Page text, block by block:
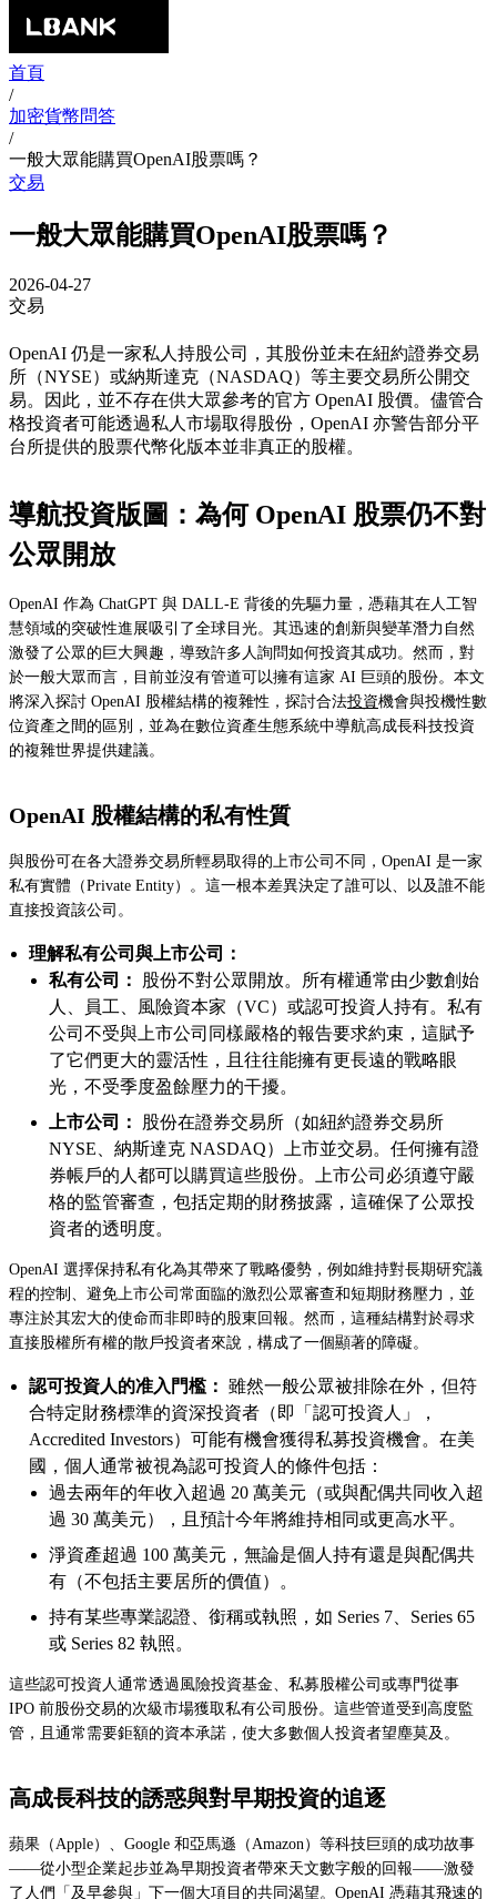
首頁
/
加密貨幣問答
/
一般大眾能購買OpenAI股票嗎？
交易
一般大眾能購買OpenAI股票嗎？
2026-04-27
交易
OpenAI 仍是一家私人持股公司，其股份並未在紐約證券交易
所（NYSE）或納斯達克（NASDAQ）等主要交易所公開交
易。因此，並不存在供大眾參考的官方 OpenAI 股價。儘管合
格投資者可能透過私人市場取得股份，OpenAI 亦警告部分平
台所提供的股票代幣化版本並非真正的股權。
導航投資版圖：為何 OpenAI 股票仍不對
公眾開放
OpenAI 作為 ChatGPT 與 DALL-E 背後的先驅力量，憑藉其在人工智
慧領域的突破性進展吸引了全球目光。其迅速的創新與變革潛力自然
激發了公眾的巨大興趣，導致許多人詢問如何投資其成功。然而，對
於一般大眾而言，目前並沒有管道可以擁有這家 AI 巨頭的股份。本文
將深入探討 OpenAI 股權結構的複雜性，探討合法投資機會與投機性數
位資產之間的區別，並為在數位資產生態系統中導航高成長科技投資
的複雜世界提供建議。
OpenAI 股權結構的私有性質
與股份可在各大證券交易所輕易取得的上市公司不同，OpenAI 是一家
私有實體（Private Entity）。這一根本差異決定了誰可以、以及誰不能
直接投資該公司。
理解私有公司與上市公司：
私有公司：
股份不對公眾開放。所有權通常由少數創始
人、員工、風險資本家（VC）或認可投資人持有。私有
公司不受與上市公司同樣嚴格的報告要求約束，這賦予
了它們更大的靈活性，且往往能擁有更長遠的戰略眼
光，不受季度盈餘壓力的干擾。
上市公司：
股份在證券交易所（如紐約證券交易所
NYSE、納斯達克 NASDAQ）上市並交易。任何擁有證
券帳戶的人都可以購買這些股份。上市公司必須遵守嚴
格的監管審查，包括定期的財務披露，這確保了公眾投
資者的透明度。
OpenAI 選擇保持私有化為其帶來了戰略優勢，例如維持對長期研究議
程的控制、避免上市公司常面臨的激烈公眾審查和短期財務壓力，並
專注於其宏大的使命而非即時的股東回報。然而，這種結構對於尋求
直接股權所有權的散戶投資者來說，構成了一個顯著的障礙。
認可投資人的准入門檻： 雖然一般公眾被排除在外，但符
合特定財務標準的資深投資者（即「認可投資人」，
Accredited Investors）可能有機會獲得私募投資機會。在美
國，個人通常被視為認可投資人的條件包括：
過去兩年的年收入超過 20 萬美元（或與配偶共同收入超
過 30 萬美元），且預計今年將維持相同或更高水平。
淨資產超過 100 萬美元，無論是個人持有還是與配偶共
有（不包括主要居所的價值）。
持有某些專業認證、銜稱或執照，如 Series 7、Series 65
或 Series 82 執照。
這些認可投資人通常透過風險投資基金、私募股權公司或專門從事
IPO 前股份交易的次級市場獲取私有公司股份。這些管道受到高度監
管，且通常需要鉅額的資本承諾，使大多數個人投資者望塵莫及。
高成長科技的誘惑與對早期投資的追逐
蘋果（Apple）、Google 和亞馬遜（Amazon）等科技巨頭的成功故事
——從小型企業起步並為早期投資者帶來天文數字般的回報——激發
了人們「及早參與」下一個大項目的共同渴望。OpenAI 憑藉其飛速的